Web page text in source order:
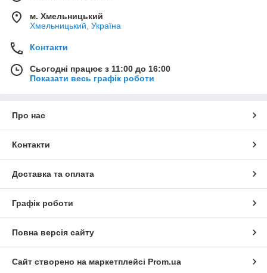
м. Хмельницький
Хмельницький, Україна
Контакти
Сьогодні працює з 11:00 до 16:00
Показати весь графік роботи
Про нас
Контакти
Доставка та оплата
Графік роботи
Повна версія сайту
Сайт створено на маркетплейсі Prom.ua